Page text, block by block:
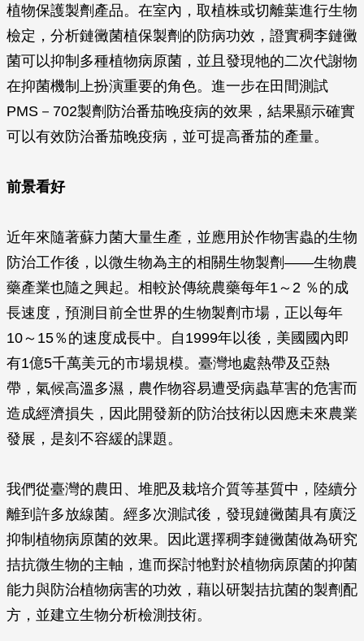
植物保護製劑產品。在室內，取植株或切離葉進行生物
檢定，分析鏈黴菌植保製劑的防病功效，證實稠李鏈黴
菌可以抑制多種植物病原菌，並且發現牠的二次代謝物
在抑菌機制上扮演重要的角色。進一步在田間測試
PMS－702製劑防治番茄晚疫病的效果，結果顯示確實
可以有效防治番茄晚疫病，並可提高番茄的產量。
前景看好
近年來隨著蘇力菌大量生產，並應用於作物害蟲的生物
防治工作後，以微生物為主的相關生物製劑——生物農
藥產業也隨之興起。相較於傳統農藥每年1～2 ％的成
長速度，預測目前全世界的生物製劑市場，正以每年
10～15％的速度成長中。自1999年以後，美國國內即
有1億5千萬美元的市場規模。臺灣地處熱帶及亞熱
帶，氣候高溫多濕，農作物容易遭受病蟲草害的危害而
造成經濟損失，因此開發新的防治技術以因應未來農業
發展，是刻不容緩的課題。
我們從臺灣的農田、堆肥及栽培介質等基質中，陸續分
離到許多放線菌。經多次測試後，發現鏈黴菌具有廣泛
抑制植物病原菌的效果。因此選擇稠李鏈黴菌做為研究
拮抗微生物的主軸，進而探討牠對於植物病原菌的抑菌
能力與防治植物病害的功效，藉以研製拮抗菌的製劑配
方，並建立生物分析檢測技術。